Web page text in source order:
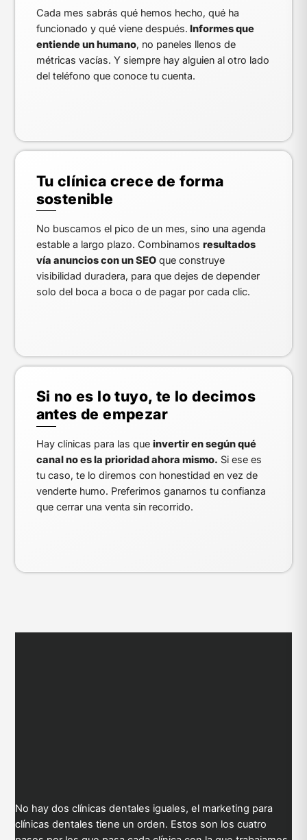
Cada mes sabrás qué hemos hecho, qué ha
funcionado y qué viene después. Informes que
entiende un humano, no paneles llenos de
métricas vacías. Y siempre hay alguien al otro lado
del teléfono que conoce tu cuenta.
Tu clínica crece de forma
sostenible
No buscamos el pico de un mes, sino una agenda
estable a largo plazo. Combinamos resultados
vía anuncios con un SEOque construye
visibilidad duradera, para que dejes de depender
solo del boca a boca o de pagar por cada clic.
Si no es lo tuyo, te lo decimos
antes de empezar
Hay clínicas para las que invertir en según qué
canal no es la prioridad ahora mismo. Si ese es
tu caso, te lo diremos con honestidad en vez de
venderte humo. Preferimos ganarnos tu confianza
que cerrar una venta sin recorrido.
No hay dos clínicas dentales iguales, el marketing para
clínicas dentales tiene un orden. Estos son los cuatro